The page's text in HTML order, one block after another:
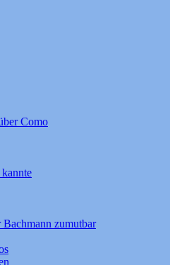
Como
zumutbar